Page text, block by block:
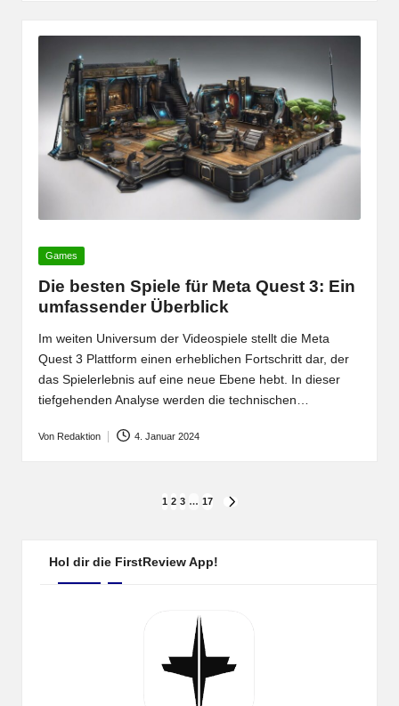
Posted
Games
Die besten Spiele für Meta Quest 3: Ein
umfassender Überblick
Im weiten Universum der Videospiele stellt die Meta
Quest 3 Plattform einen erheblichen Fortschritt dar, der
das Spielerlebnis auf eine neue Ebene hebt. In dieser
tiefgehenden Analyse werden die technischen…
Von Redaktion 4. Januar 2024
Seitennummerierung
Beiträge
1 2 3 … 17
Hol dir die FirstReview App!